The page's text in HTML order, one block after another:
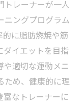
トレーナーが一人
ニングプログラム
に脂肪燃焼や筋
ダイエットを目指
や適切な運動メニ
ため、健康的に理
富なトレーナーに